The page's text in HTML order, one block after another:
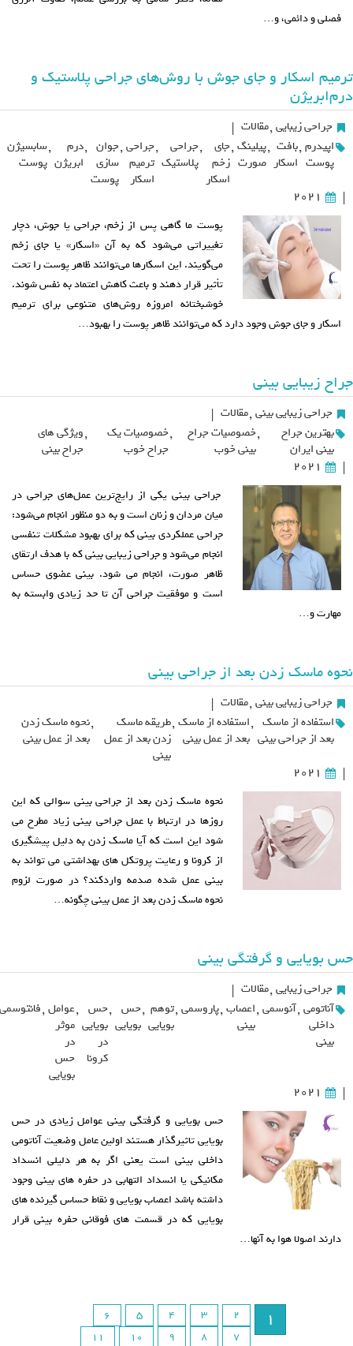
فصلی و دائمی، و…
ترمیم اسکار و جای جوش با روش‌های جراحی پلاستیک و
درم‌ابریژن
جراحی زیبایی ,مقالات |
اپیدرم
پوست
,بافت
اسکار
,پیلینگ
صورت
,جای
زخم
اسکار
,جراحی
پلاستیک
,جراحی
ترمیم
اسکار
,جوان
سازی
پوست
,درم
ابریژن
,سابسیژن
پوست
|
2021
پوست ما گاهی پس از زخم، جراحی یا جوش، دچار
تغییراتی می‌شود که به آن «اسکار» یا جای زخم
می‌گویند. این اسکارها می‌توانند ظاهر پوست را تحت
تأثیر قرار دهند و باعث کاهش اعتماد به نفس شوند.
خوشبختانه امروزه روش‌های متنوعی برای ترمیم
اسکار و جای جوش وجود دارد که می‌توانند ظاهر پوست را بهبود…
جراح زیبایی بینی
جراحی زیبایی بینی ,مقالات |
بهترین جراح
بینی ایران
,خصوصیات جراح
بینی خوب
,خصوصیات یک
جراح خوب
,ویژگی های
جراح بینی
|
2021
جراحی بینی یکی از رایج‌ترین عمل‌های جراحی در
میان مردان و زنان است و به دو منظور انجام می‌شود:
جراحی عملکردی بینی که برای بهبود مشکلات تنفسی
انجام می‌شود و جراحی زیبایی بینی که با هدف ارتقای
ظاهر صورت، انجام می شود. بینی عضوی حساس
است و موفقیت جراحی آن تا حد زیادی وابسته به
مهارت و…
نحوه ماسک زدن بعد از جراحی بینی
جراحی زیبایی بینی ,مقالات |
استفاده از ماسک
بعد از جراحی بینی
,استفاده از ماسک
بعد از عمل بینی
,طریقه ماسک
زدن بعد از عمل
بینی
,نحوه ماسک زدن
بعد از عمل بینی
|
2021
نحوه ماسک زدن بعد از جراحی بینی سوالی که این
روزها در ارتباط با عمل جراحی بینی زیاد مطرح می
شود این است که آیا ماسک زدن به دلیل پیشگیری
از کرونا و رعایت پروتکل های بهداشتی می تواند به
بینی عمل شده صدمه واردکند؟ در صورت لزوم
نحوه ماسک زدن بعد از عمل بینی چگونه…
حس بویایی و گرفتگی بینی
جراحی زیبایی ,مقالات |
آناتومی
داخلی
بینی
,آنوسمی ,اعصاب
بینی
,پاروسمی ,توهم
بویایی
,حس
بویایی
,حس
بویایی
در
کرونا
,عوامل
موثر
در
حس
بویایی
,فانتوسمی
|
2021
حس بویایی و گرفتگی بینی عوامل زیادی در حس
بویایی تاثیرگذار هستند اولین عامل وضعیت آناتومی
داخلی بینی است یعنی اگر به هر دلیلی انسداد
مکانیکی یا انسداد التهابی در حفره های بینی وجود
داشته باشد اعصاب بویایی و نقاط حساس گیرنده های
بویایی که در قسمت های فوقانی حفره بینی قرار
دارند اصولا هوا به آنها…
1
2
3
4
5
6
7
8
9
10
11